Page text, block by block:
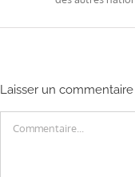
Laisser un commentaire